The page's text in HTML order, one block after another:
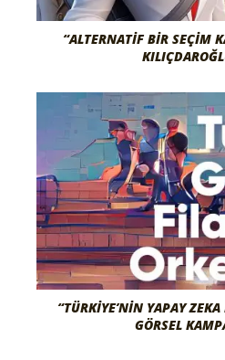
“ALTERNATIF BIR SEÇIM
“TÜRKIYE’NIN YAPAY
GÖRSEL